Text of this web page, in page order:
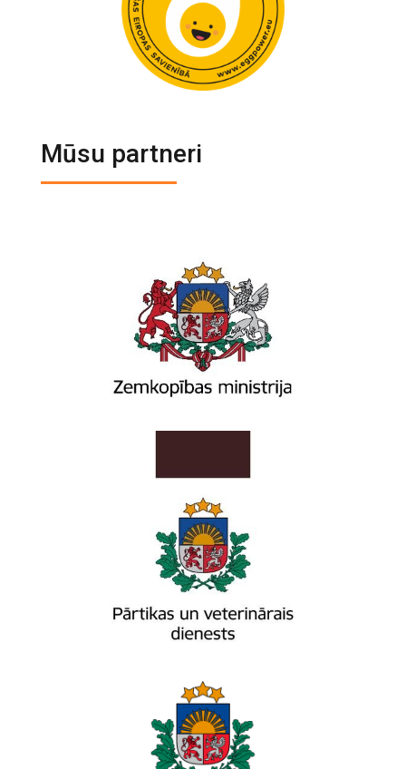
Mūsu partneri